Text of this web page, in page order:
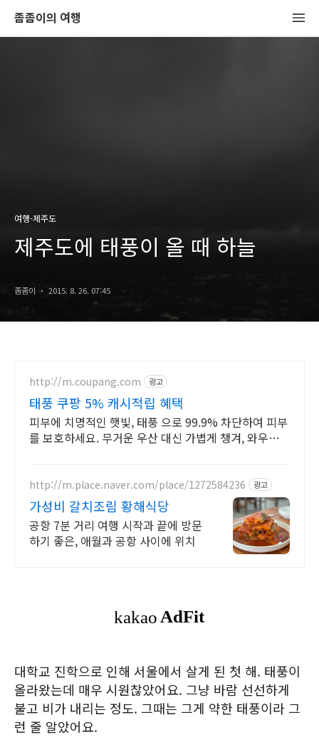
좀좀이의 여행
여행-제주도
제주도에 태풍이 올 때 하늘
좀좀이 2015. 8. 26. 07:45
http://m.coupang.com 광고
태풍 쿠팡 5% 캐시적립 혜택
피부에 치명적인 햇빛, 태풍 으로 99.9% 차단하여 피부
를 보호하세요. 무거운 우산 대신 가볍게 챙겨, 와우회원
http://m.place.naver.com/place/1272584236 광고
가성비 갈치조림 황해식당
공항 7분 거리 여행 시작과 끝에 방문
하기 좋은, 애월과 공항 사이에 위치
대학교 진학으로 인해 서울에서 살게 된 첫 해. 태풍이
올라왔는데 매우 시원찮았어요. 그냥 바람 선선하게
불고 비가 내리는 정도. 그때는 그게 약한 태풍이라 그
런 줄 알았어요.